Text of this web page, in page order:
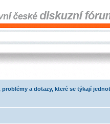
a dotazy, které se týkají